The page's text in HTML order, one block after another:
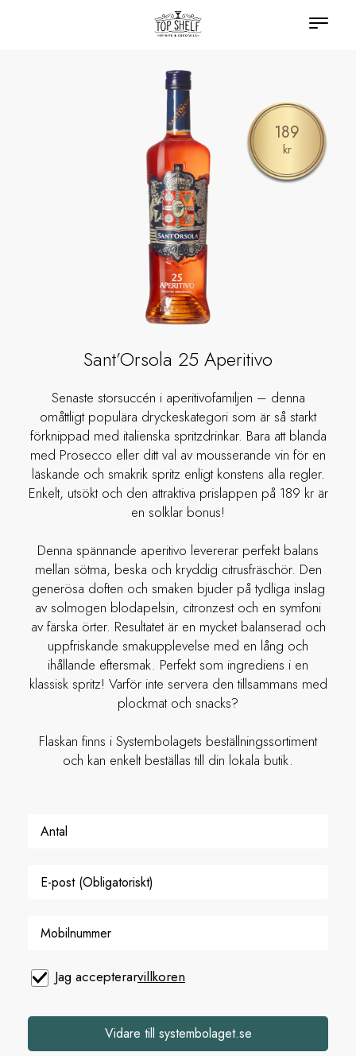
189
kr
Jag accepterarvillkoren
Vidare till systembolaget.se
Sant’Orsola 25 Aperitivo
Senaste storsuccén i aperitivofamiljen – denna
omåttligt populära dryckeskategori som är så starkt
förknippad med italienska spritzdrinkar. Bara att blanda
med Prosecco eller ditt val av mousserande vin för en
läskande och smakrik spritz enligt konstens alla regler.
Enkelt, utsökt och den attraktiva prislappen på 189 kr är
en solklar bonus!
Denna spännande aperitivo levererar perfekt balans
mellan sötma, beska och kryddig citrusfräschör. Den
generösa doften och smaken bjuder på tydliga inslag
av solmogen blodapelsin, citronzest och en symfoni
av färska örter. Resultatet är en mycket balanserad och
uppfriskande smakupplevelse med en lång och
ihållande eftersmak. Perfekt som ingrediens i en
klassisk spritz! Varför inte servera den tillsammans med
plockmat och snacks?
Flaskan finns i Systembolagets beställningssortiment
och kan enkelt beställas till din lokala butik.